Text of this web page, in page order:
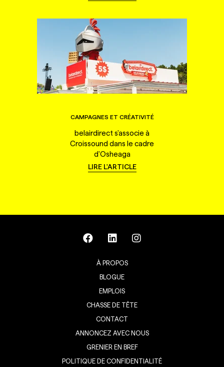
CAMPAGNES ET CRÉATIVITÉ
belairdirect s'associe à
Croissound dans le cadre
d'Osheaga
LIRE L'ARTICLE
À PROPOS
BLOGUE
EMPLOIS
CHASSE DE TÊTE
CONTACT
ANNONCEZ AVEC NOUS
GRENIER EN BREF
POLITIQUE DE CONFIDENTIALITÉ